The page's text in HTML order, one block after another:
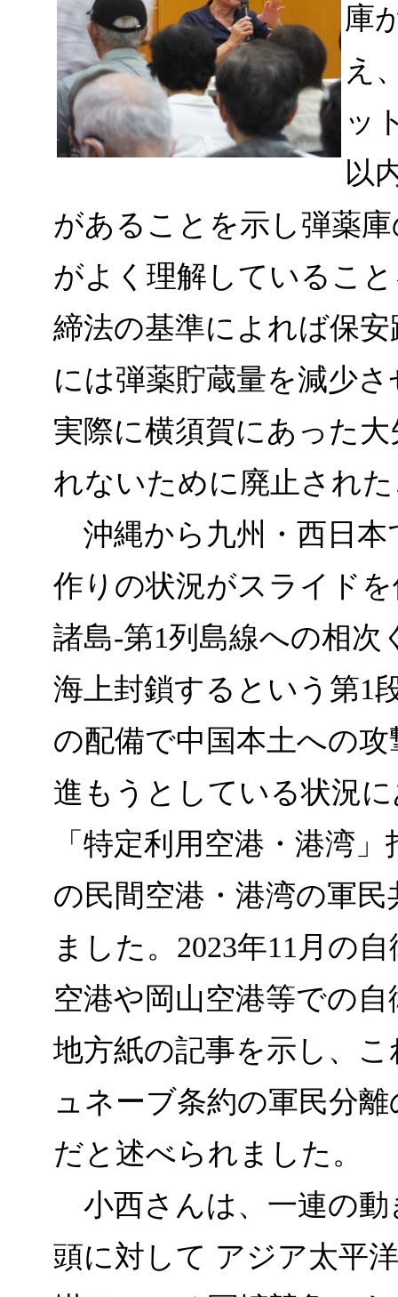
庫
え
ッ
以
があることを示し弾薬
がよく理解しているこ
締法の基準によれば保
には弾薬貯蔵量を減少
実際に横須賀にあった
れないために廃止され
沖縄から九州・西日本
作りの状況がスライド
諸島-第1列島線への相
海上封鎖するという第1
の配備で中国本土への
進もうとしている状況
「特定利用空港・港湾
の民間空港・港湾の軍
ました。2023年11月の
空港や岡山空港等での
地方紙の記事を示し、
ュネーブ条約の軍民分
だと述べられました。
小西さんは、一連の動
頭に対して アジア太平